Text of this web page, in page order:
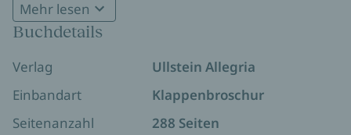
Yoo Min Ji schöpft aus ihrer langjährigen Erfahrung
Menschen wie du und ich. Anhand lebensnaher
Intelligenz und ein bewusster Perspektivwechsel
helfen, Ängste zu überwinden und das eigene
Mehr lesen
Buchdetails
Verlag
Ullstein Allegria
Einbandart
Klappenbroschur
Seitenanzahl
288 Seiten